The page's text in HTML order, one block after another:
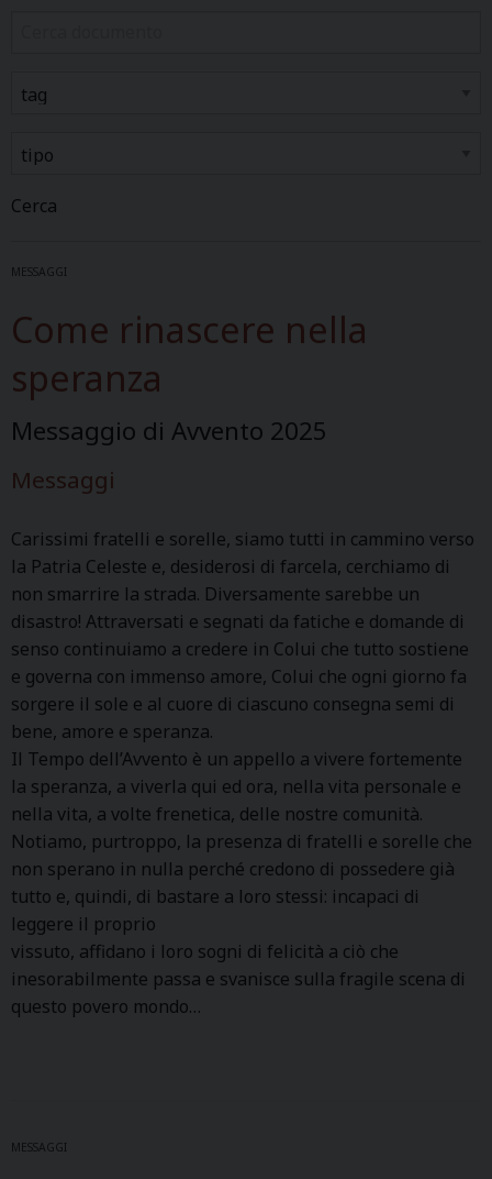
Cerca
MESSAGGI
Come rinascere nella
speranza
Messaggio di Avvento 2025
Messaggi
Carissimi fratelli e sorelle, siamo tutti in cammino verso
la Patria Celeste e, desiderosi di farcela, cerchiamo di
non smarrire la strada. Diversamente sarebbe un
disastro! Attraversati e segnati da fatiche e domande di
senso continuiamo a credere in Colui che tutto sostiene
e governa con immenso amore, Colui che ogni giorno fa
sorgere il sole e al cuore di ciascuno consegna semi di
bene, amore e speranza.
Il Tempo dell’Avvento è un appello a vivere fortemente
la speranza, a viverla qui ed ora, nella vita personale e
nella vita, a volte frenetica, delle nostre comunità.
Notiamo, purtroppo, la presenza di fratelli e sorelle che
non sperano in nulla perché credono di possedere già
tutto e, quindi, di bastare a loro stessi: incapaci di
leggere il proprio
vissuto, affidano i loro sogni di felicità a ciò che
inesorabilmente passa e svanisce sulla fragile scena di
questo povero mondo…
MESSAGGI